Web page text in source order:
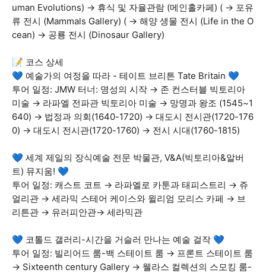
uman Evolutions) → 휴식 및 자율관람 (메인홀카페) ( → 포유
류 전시 (Mammals Gallery) ( → 해양 생물 전시 (Life in the O
cean) → 공룡 전시 (Dinosaur Gallery)
📝 코스 상세
💙 예술가의 여정을 따라 - 테이트 브리튼 Tate Britain 💙
투어 일정: JMW 터너: 명성의 시작 → 존 컨스터블 빅토리아
미술 → 라파엘 전파관 빅토리아 미술 → 망명과 왕조 (1545~1
640) → 법정과 의회(1640-1720) → 대도시 전시관(1720-176
0) → 대도시 전시관(1720-1760) → 전시 시대(1760-1815)
💙 세계 제일의 장식예술 전문 박물관, V&A(빅토리아&알버
트) 뮤지움! 💙
투어 일정: 캐스트 코트 → 라파엘로 카툰과 태피스트리 → 쥬
얼리관 → 세라믹 스테어 케이스와 윌리엄 모리스 카페 → 브
리튼관 → 유러피안관→ 세라믹관
💙 코톨드 갤러리-시간을 거슬러 만나는 예술 걸작 💙
투어 일정: 빌리어드 룸-백 스테이트 룸 → 프론트 스테이트 룸
→ Sixteenth century Gallery → 웰라스 컬렉션의 스모킹 룸-